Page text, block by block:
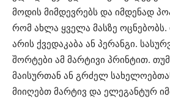
მოდის მიმდევრებს და იმდენად
რომ ახლა ყველა მასზე
არის ქვედაკაბა ან პერანგი.
შორტები ამ მარტივი პრინტით.
მაისურთან ან გრძელ
მიიღებთ მარტივ და ელეგანტურ